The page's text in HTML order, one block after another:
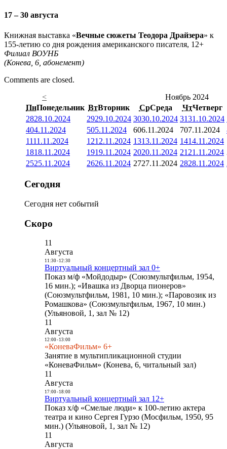
17 – 30 августа
Книжная выставка «Вечные сюжеты Теодора Драйзера» к
155-летию со дня рождения американского писателя, 12+
Филиал ВОУНБ
(Конева, 6, абонемент)
Comments are closed.
<
Ноябрь 2024
ПнПонедельник ВтВторник СрСреда ЧтЧетверг
2828.10.2024 2929.10.2024 3030.10.2024 3131.10.2024
404.11.2024 505.11.2024 606.11.2024 707.11.2024
1111.11.2024 1212.11.2024 1313.11.2024 1414.11.2024
1818.11.2024 1919.11.2024 2020.11.2024 21 21.11.2024
2525.11.2024 2626.11.2024 2727.11.2024 2828.11.2024
Сегодня
Сегодня нет событий
Скоро
11
Августа
11:30- 12:30
Виртуальный концертный зал 0+
Показ м/ф «Мойдодыр» (Союзмультфильм, 1954,
16 мин.); «Ивашка из Дворца пионеров»
(Союзмультфильм, 1981, 10 мин.); «Паровозик из
Ромашкова» (Союзмультфильм, 1967, 10 мин.)
(Ульяновой, 1, зал № 12)
11
Августа
12:00- 13:00
«КоневаФильм» 6+
Занятие в мультипликационной студии
«КоневаФильм» (Конева, 6, читальный зал)
11
Августа
17:00- 18:00
Виртуальный концертный зал 12+
Показ х/ф «Смелые люди» к 100-летию актера
театра и кино Сергея Гурзо (Мосфильм, 1950, 95
мин.) (Ульяновой, 1, зал № 12)
11
Августа